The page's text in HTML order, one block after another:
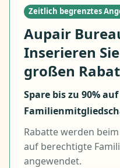
Zeitlich begrenztes
Aupair
Inserieren
großen
Spare bis zu 90% auf
Rabatte werden
auf berechtigte
angewendet.